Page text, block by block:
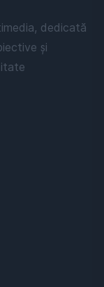
dedicată
și